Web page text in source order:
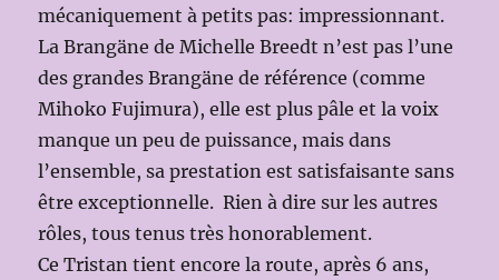
mécaniquement à petits pas: impressionnant.
La Brangäne de Michelle Breedt n’est pas l’une
des grandes Brangäne de référence (comme
Mihoko Fujimura), elle est plus pâle et la voix
manque un peu de puissance, mais dans
l’ensemble, sa prestation est satisfaisante sans
être exceptionnelle. Rien à dire sur les autres
rôles, tous tenus très honorablement.
Ce Tristan tient encore la route, après 6 ans,